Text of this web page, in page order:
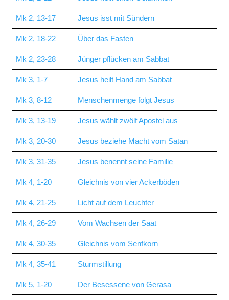
Mk 2, 13-17 Jesus isst mit Sündern
Mk 2, 18-22 Über das Fasten
Mk 2, 23-28 Jünger pflücken am Sabbat
Mk 3, 1-7 Jesus heilt Hand am Sabbat
Mk 3, 8-12 Menschenmenge folgt Jesus
Mk 3, 13-19 Jesus wählt zwölf Apostel aus
Mk 3, 20-30 Jesus beziehe Macht vom Satan
Mk 3, 31-35 Jesus benennt seine Familie
Mk 4, 1-20 Gleichnis von vier Ackerböden
Mk 4, 21-25 Licht auf dem Leuchter
Mk 4, 26-29 Vom Wachsen der Saat
Mk 4, 30-35 Gleichnis vom Senfkorn
Mk 4, 35-41 Sturmstillung
Mk 5, 1-20 Der Besessene von Gerasa